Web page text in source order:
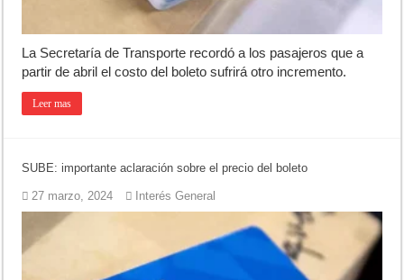
La Secretaría de Transporte recordó a los pasajeros que a
partir de abril el costo del boleto sufrirá otro incremento.
Leer mas
SUBE: importante aclaración sobre el precio del boleto
27 marzo, 2024 Interés General